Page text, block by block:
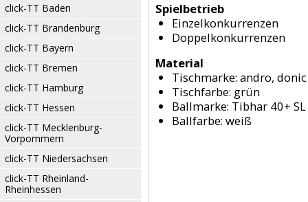
click-TT Baden
click-TT Brandenburg
click-TT Bayern
click-TT Bremen
click-TT Hamburg
click-TT Hessen
click-TT Mecklenburg-
Vorpommern
click-TT Niedersachsen
click-TT Rheinland-
Rheinhessen
Spielbetrieb
Einzelkonkurrenzen
Doppelkonkurrenzen
Material
Tischmarke: andro, donic
Tischfarbe: grün
Ballmarke: Tibhar 40+
Ballfarbe: weiß